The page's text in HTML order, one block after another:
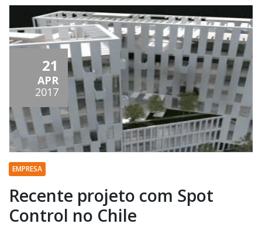
21
APR
2017
EMPRESA
Recente projeto com Spot
Control no Chile